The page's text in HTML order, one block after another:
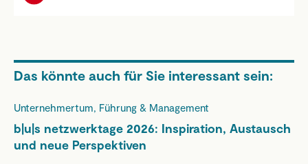
Das könnte auch für Sie interessant sein:
Unternehmertum, Führung & Management
b|u|s netzwerktage 2026: Inspiration, Austausch
und neue Perspektiven